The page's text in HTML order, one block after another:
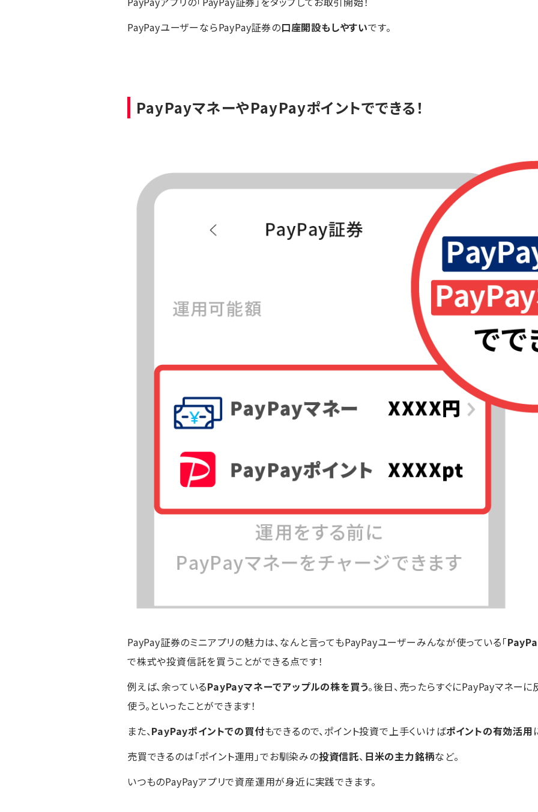
PayPayユーザーならPayPay証券の口座開設もしやすいです。
PayPayマネーやPayPayポイントでできる！
PayPay証券のミニアプリの魅力は、なんと言ってもPayPayユーザーみんなが使っている「
で株式や投資信託を買うことができる点です！
例えば、余っているPayPayマネーでアップルの株を買う。後日、売ったらすぐにPayPayマネー
使う。といったことができます！
また、PayPayポイントでの買付もできるので、ポイント投資で上手くいけばポイントの有効活用
売買できるのは「ポイント運用」でお馴染みの投資信託、 日米の主力銘柄など。
いつものPayPayアプリで資産運用が身近に実践できます。